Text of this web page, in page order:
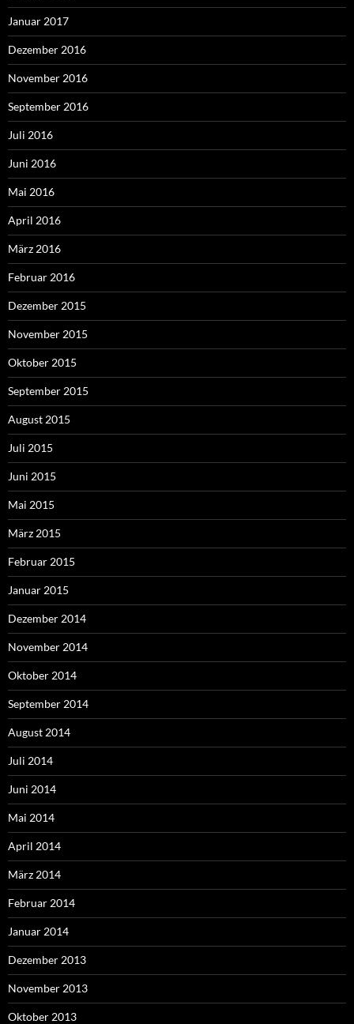
Januar 2017
Dezember 2016
November 2016
September 2016
Juli 2016
Juni 2016
Mai 2016
April 2016
März 2016
Februar 2016
Dezember 2015
November 2015
Oktober 2015
September 2015
August 2015
Juli 2015
Juni 2015
Mai 2015
März 2015
Februar 2015
Januar 2015
Dezember 2014
November 2014
Oktober 2014
September 2014
August 2014
Juli 2014
Juni 2014
Mai 2014
April 2014
März 2014
Februar 2014
Januar 2014
Dezember 2013
November 2013
Oktober 2013